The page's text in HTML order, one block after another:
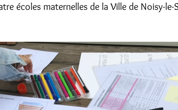
écoles maternelles de la Ville de Noisy-le-